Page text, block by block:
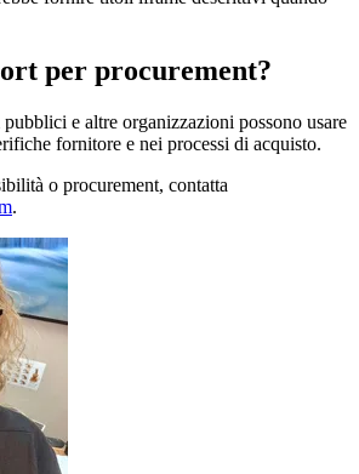
per procurement?
e altre organizzazioni possono usare
fornitore e nei processi di acquisto.
o procurement, contatta
.